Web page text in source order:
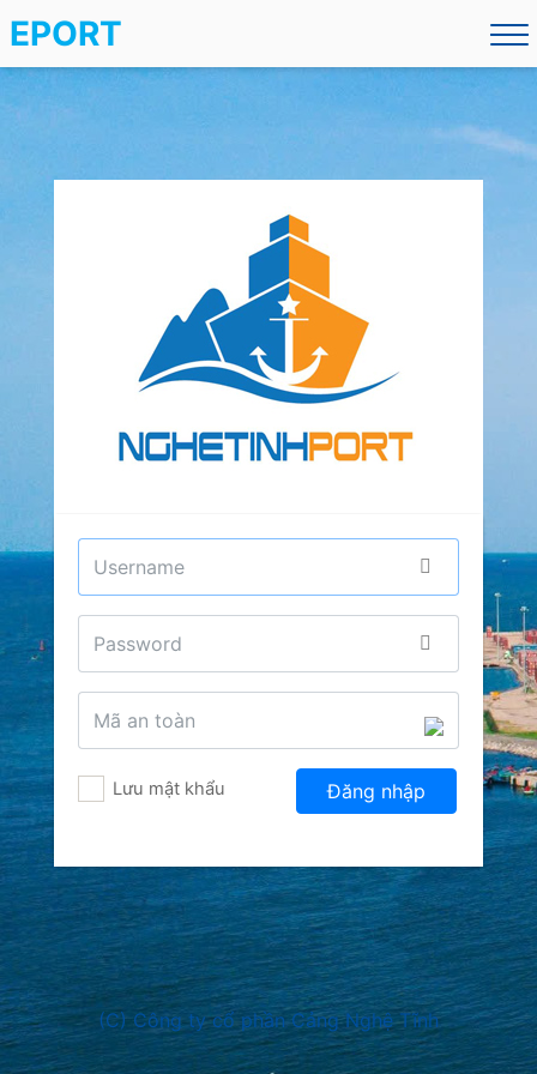
EPORT
Lưu mật khẩu
(C) Công ty cổ phần Cảng Nghệ Tĩnh